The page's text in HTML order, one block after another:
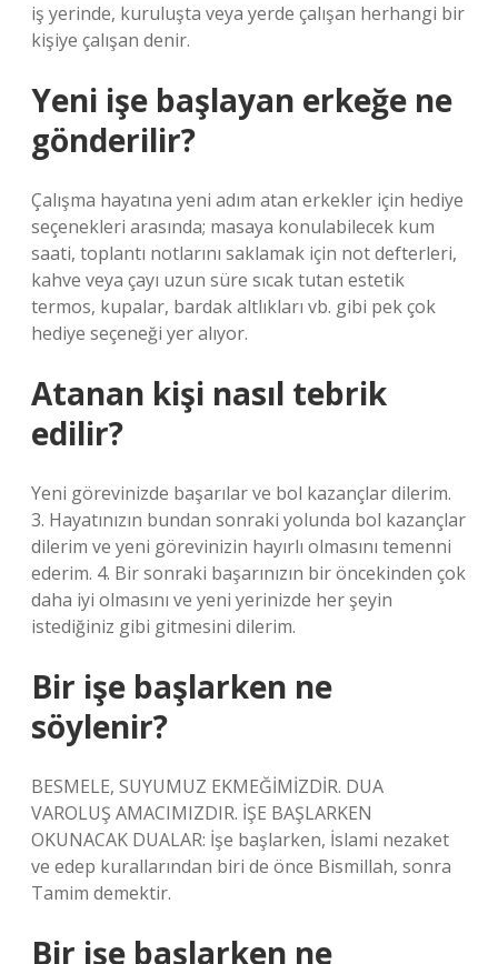
iş yerinde, kuruluşta veya yerde çalışan herhangi bir
kişiye çalışan denir.
Yeni işe başlayan erkeğe ne
gönderilir?
Çalışma hayatına yeni adım atan erkekler için hediye
seçenekleri arasında; masaya konulabilecek kum
saati, toplantı notlarını saklamak için not defterleri,
kahve veya çayı uzun süre sıcak tutan estetik
termos, kupalar, bardak altlıkları vb. gibi pek çok
hediye seçeneği yer alıyor.
Atanan kişi nasıl tebrik
edilir?
Yeni görevinizde başarılar ve bol kazançlar dilerim.
3. Hayatınızın bundan sonraki yolunda bol kazançlar
dilerim ve yeni görevinizin hayırlı olmasını temenni
ederim. 4. Bir sonraki başarınızın bir öncekinden çok
daha iyi olmasını ve yeni yerinizde her şeyin
istediğiniz gibi gitmesini dilerim.
Bir işe başlarken ne
söylenir?
BESMELE, SUYUMUZ EKMEĞİMİZDİR. DUA
VAROLUŞ AMACIMIZDIR. İŞE BAŞLARKEN
OKUNACAK DUALAR: İşe başlarken, İslami nezaket
ve edep kurallarından biri de önce Bismillah, sonra
Tamim demektir.
Bir işe başlarken ne